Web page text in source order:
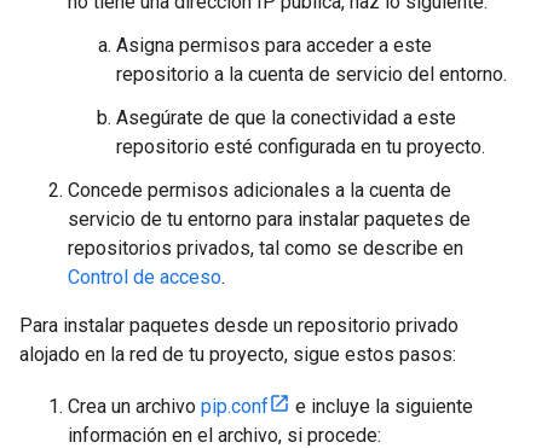
Asigna permisos para acceder a este
repositorio a la cuenta de servicio del entorno.
Asegúrate de que la conectividad a este
repositorio esté configurada en tu proyecto.
Concede permisos adicionales a la cuenta de
servicio de tu entorno para instalar paquetes de
repositorios privados, tal como se describe en
Control de acceso.
Para instalar paquetes desde un repositorio privado
alojado en la red de tu proyecto, sigue estos pasos:
Crea un archivo pip.conf
e incluye la siguiente
información en el archivo, si procede: